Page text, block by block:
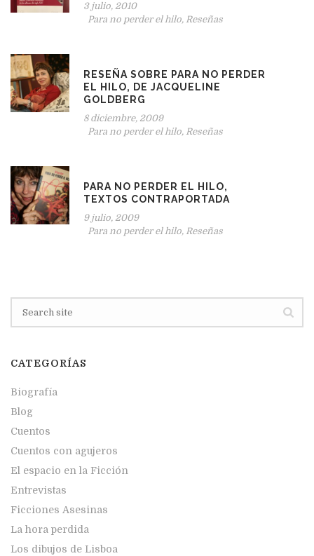
3 julio, 2010
Para no perder el hilo, Reseñas
RESEÑA SOBRE PARA NO PERDER
EL HILO, DE JACQUELINE
GOLDBERG
8 diciembre, 2009
Para no perder el hilo, Reseñas
PARA NO PERDER EL HILO,
TEXTOS CONTRAPORTADA
9 julio, 2009
Para no perder el hilo, Reseñas
CATEGORÍAS
Biografía
Blog
Cuentos
Cuentos con agujeros
El espacio en la Ficción
Entrevistas
Ficciones Asesinas
La hora perdida
Los dibujos de Lisboa